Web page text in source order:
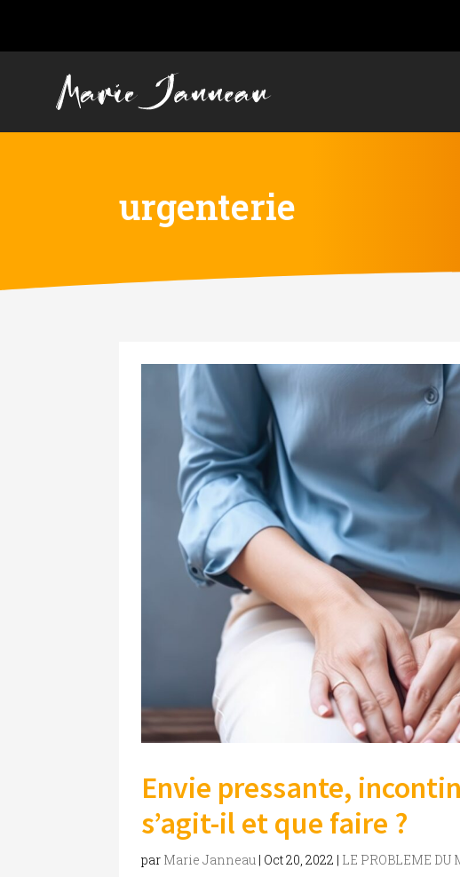
urgenterie
Envie pressante,
s’agit-il et que faire ?
par Marie Janneau | Oct 20, 2022 | LE PROBLEME DU